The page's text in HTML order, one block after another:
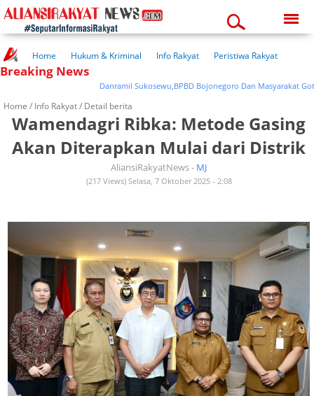
07:02:45 am
Home Hukum & Kriminal Info Rakyat
Peristiwa Rakyat
Kuliner Rakyat
Wisata Rakyat
Kesehatan
Breaking News
Danramil Sukosewu,BPBD Bojonegoro Dan Masyarakat
Home / Info Rakyat/ Detail berita
Wamendagri Ribka: Metode Gasing
Akan Diterapkan Mulai dari Distrik
AliansiRakyatNews - MJ
(217 Views) Selasa, 7 Oktober 2025 - 2:08